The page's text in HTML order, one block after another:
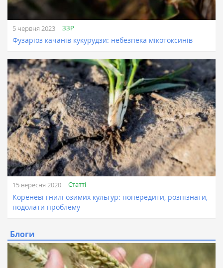
5 червня 2023 ЗЗР
Фузаріоз качанів кукурудзи: небезпека мікотоксинів
15 вересня 2020 Статті
Кореневі гнилі озимих культур: попередити, розпізнати,
подолати проблему
Блоги